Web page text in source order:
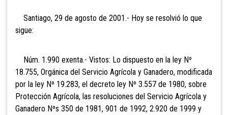
Santiago, 29 de agosto de 2001.- Hoy se resolvió lo que
sigue:
Núm. 1.990 exenta.- Vistos: Lo dispuesto en la ley Nº
18.755, Orgánica del Servicio Agrícola y Ganadero, modificada
por la ley Nº 19.283, el decreto ley Nº 3.557 de 1980, sobre
Protección Agrícola, las resoluciones del Servicio Agrícola y
Ganadero Nºs 350 de 1981, 901 de 1992, 2.920 de 1999 y